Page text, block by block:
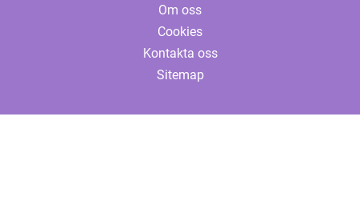
Om oss
Cookies
Kontakta oss
Sitemap